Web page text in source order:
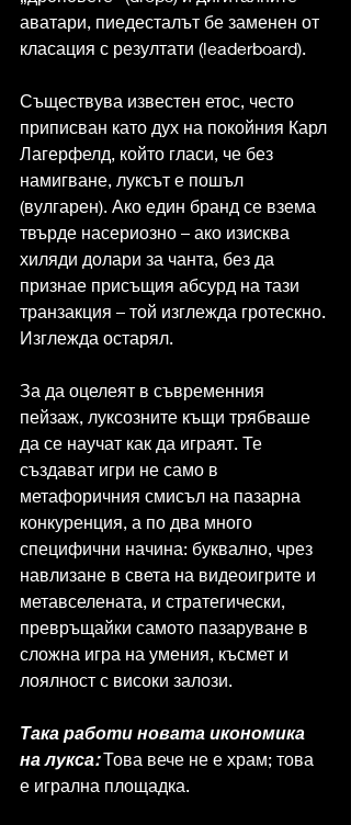
аватари, пиедесталът бе заменен от
класация с резултати (leaderboard).
Съществува известен етос, често
приписван като дух на покойния Карл
Лагерфелд, който гласи, че без
намигване, луксът е пошъл
(вулгарен). Ако един бранд се взема
твърде насериозно – ако изисква
хиляди долари за чанта, без да
признае присъщия абсурд на тази
транзакция – той изглежда гротескно.
Изглежда остарял.
За да оцелеят в съвременния
пейзаж, луксозните къщи трябваше
да се научат как да играят. Те
създават игри не само в
метафоричния смисъл на пазарна
конкуренция, а по два много
специфични начина: буквално, чрез
навлизане в света на видеоигрите и
метавселената, и стратегически,
превръщайки самото пазаруване в
сложна игра на умения, късмет и
лоялност с високи залози.
Така работи новата икономика
на лукса: Това вече не е храм; това
е игрална площадка.